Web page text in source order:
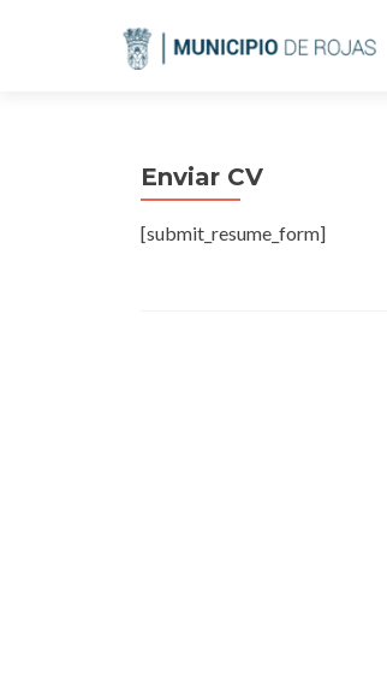
Enviar CV
[submit_resume_form]